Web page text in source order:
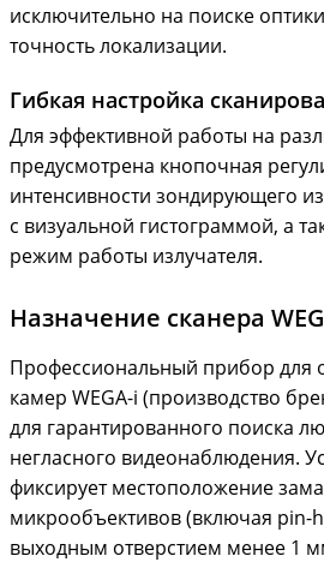
исключительно на поиске
точность локализации.
Гибкая настройка
Для эффективной работы на
предусмотрена кнопочная
интенсивности зондирующего
с визуальной гистограммой, а
режим работы излучателя.
Назначение сканера
Профессиональный прибор для
камер WEGA-i (производство
для гарантированного поиска
негласного видеонаблюдения.
фиксирует местоположение
микрообъективов (включая pin-
выходным отверстием менее 1